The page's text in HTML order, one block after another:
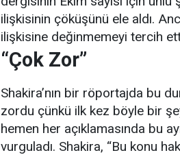
ilişkisinin çöküşünü ele aldı.
ilişkisine değinmemeyi tercih
“Çok Zor”
Shakira’nın bir röportajda bu
zordu çünkü ilk kez böyle bir
hemen her açıklamasında bu
vurguladı. Shakira, “Bu konu